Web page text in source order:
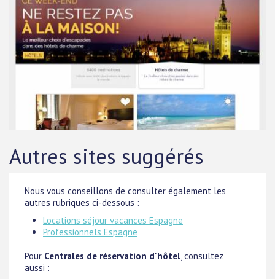
Autres sites suggérés
Nous vous conseillons de consulter également les
autres rubriques ci-dessous :
Locations séjour vacances Espagne
Professionnels Espagne
Pour Centrales de réservation d'hôtel, consultez
aussi :